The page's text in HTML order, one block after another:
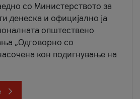
со Министерството за
денеска и официјално ја
општествено
„Одговорно со
кон подигнување на